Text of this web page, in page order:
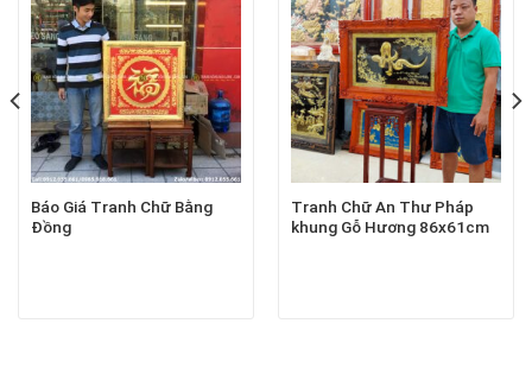
Báo Giá Tranh Chữ Bằng
Đồng
Tranh Chữ An Thư Pháp
khung Gỗ Hương 86x61cm